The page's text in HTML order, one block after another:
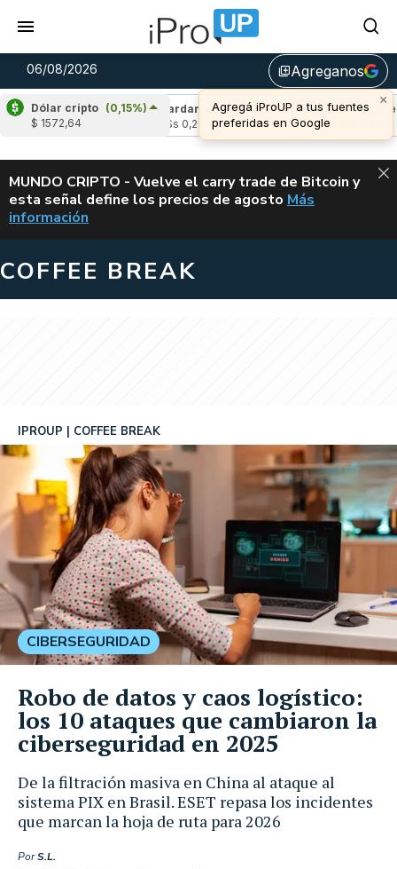
06/08/2026 library_addAgreganos
×
Agregá iProUP a tus fuentes
preferidas en Google
Dólar cripto (0,15%)
$ 1572,64
(-3,27%)
Cardano (5,93%)
u$s 0,20
Avalanche
(-
u$s 6,45
ALERTA
MUNDO CRIPTO - Vuelve el carry trade de Bitcoin y
esta señal define los precios de agosto VUELVE EL
Más
información
COFFEE BREAK
De la filtración masiva en China al ataque al
sistema PIX en Brasil. ESET repasa los incidentes
que marcan la hoja de ruta para 2026
IPROUP COFFEE BREAK
PorS.L.
CIBERSEGURIDAD
Robo de datos y caos logístico:
los 10 ataques que cambiaron la
ciberseguridad en 2025